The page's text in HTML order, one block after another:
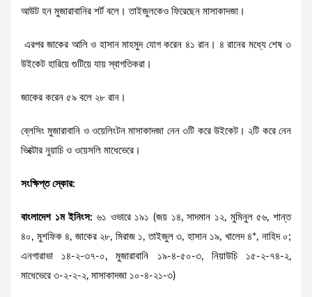
আউট হন মুজারাবানির শর্ট বলে। তাইজুলকেও ফিরেছেন মাসাকাদজা।
এরপর জাকের আলি ও হাসান মাহমুদ যোগ করেন ৪১ রান। ৪ রানের মধ্যে শেষ ৩
উইকেট হারিয়ে গুটিয়ে যায় স্বাগতিকরা।
জাকের করেন ৫৯ বলে ২৮ রান।
ব্লেসিং মুজারাবানি ও ওয়েলিংটন মাসাকাদজা নেন ৩টি করে উইকেট। ২টি করে নেন
ভিক্টোর নুয়াচি ও ওয়েসলি মাধেভেরে।
সংক্ষিপ্ত স্কোর:
বাংলাদেশ ১ম ইনিংস: ৬১ ওভারে ১৯১ (জয় ১৪, সাদমান ১২, মুমিনুল ৫৬, শান্ত
৪০, মুশফিক ৪, জাকের ২৮, মিরাজ ১, তাইজুল ৩, হাসান ১৯, খালেদ ৪*, নাহিদ ০;
এনগারাভা ১৪-২-৩৭-০, মুজারাবানি ১৯-৪-৫০-৩, নিয়াউচি ১৫-২-৭৪-২,
মাধেভেরে ৩-২-২-২, মাসাকাদজা ১০-৪-২১-৩)